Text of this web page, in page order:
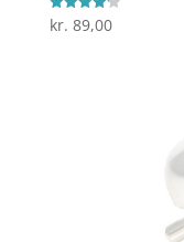
Vurderet
4.2
kr. 89,00